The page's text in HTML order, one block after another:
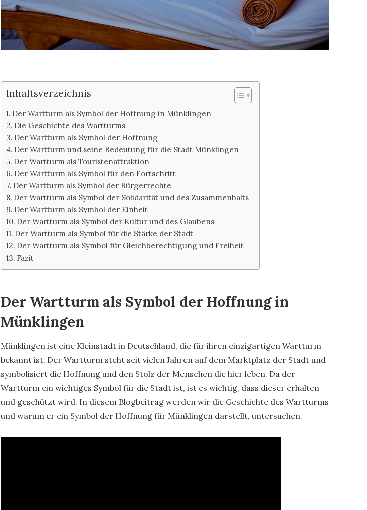
Inhaltsverzeichnis
Der Wartturm als Symbol der Hoffnung in Münklingen
Die Geschichte des Wartturms
Der Wartturm als Symbol der Hoffnung
Der Wartturm und seine Bedeutung für die Stadt Münklingen
Der Wartturm als Touristenattraktion
Der Wartturm als Symbol für den Fortschritt
Der Wartturm als Symbol der Bürgerrechte
Der Wartturm als Symbol der Solidarität und des Zusammenhalts
Der Wartturm als Symbol der Einheit
Der Wartturm als Symbol der Kultur und des Glaubens
Der Wartturm als Symbol für die Stärke der Stadt
Der Wartturm als Symbol für Gleichberechtigung und Freiheit
Fazit
Der Wartturm als Symbol der Hoffnung in
Münklingen
Münklingen ist eine Kleinstadt in Deutschland, die für ihren einzigartigen Wartturm
bekannt ist. Der Wartturm steht seit vielen Jahren auf dem Marktplatz der Stadt und
symbolisiert die Hoffnung und den Stolz der Menschen die hier leben. Da der
Wartturm ein wichtiges Symbol für die Stadt ist, ist es wichtig, dass dieser erhalten
und geschützt wird. In diesem Blogbeitrag werden wir die Geschichte des Wartturms
und warum er ein Symbol der Hoffnung für Münklingen darstellt, untersuchen.